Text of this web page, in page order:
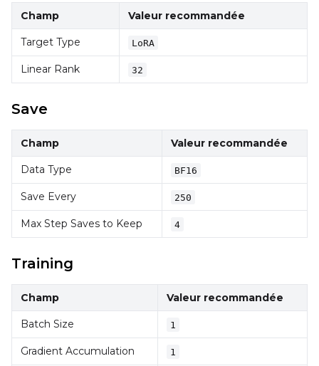
Advanced Sampling
Prompt
Width
Champ Valeur recommandée
Target Type LoRA
Linear Rank 32
Save
Champ Valeur recommandée
Data Type BF16
Save Every 250
Max Step Saves to Keep 4
Training
Champ Valeur recommandée
Batch Size 1
Gradient Accumulation 1